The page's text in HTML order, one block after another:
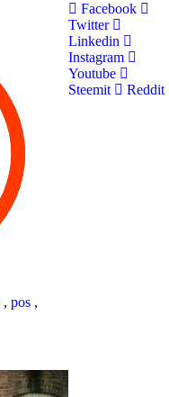
, pos ,
Facebook
Twitter
Linkedin
Instagram
Youtube
Steemit
Reddit